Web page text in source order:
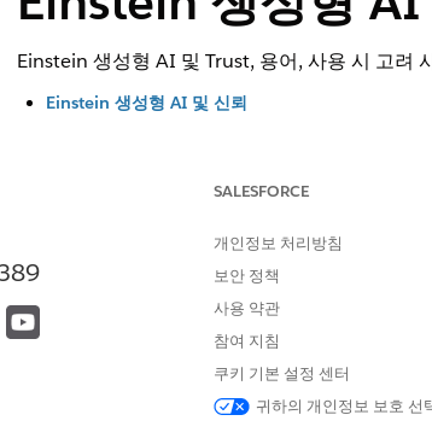
Einstein 생성형 AI 및 Trust, 용어, 사용 시 고려
Einstein 생성형 AI 및 신뢰
모델을 식별합니다. AI 모델(이전 Einstein
내장형 생성형 AI 기능 언어 지원
모든 내장형 생성형 AI 기능은 영어를 지원합니다.
고객 데이터에 대한 Salesforce 액세스 관리
Salesforce에서 조직의 고객 데이터에 액세스할
SALESFORCE
개인정보 처리방침
보안 정책
사용 약관
참여 지침
쿠키 기본 설정 센터
귀하의 개인정보 보호 선